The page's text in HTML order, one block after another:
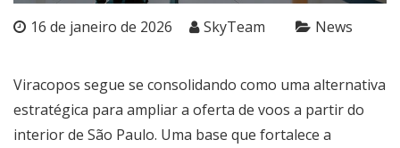
16 de janeiro de 2026 SkyTeam News
Viracopos segue se consolidando como uma alternativa
estratégica para ampliar a oferta de voos a partir do
interior de São Paulo. Uma base que fortalece a